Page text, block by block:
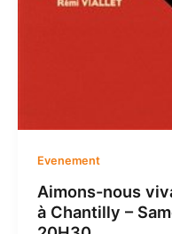
Evenement
Aimons-nous
à Chantilly –